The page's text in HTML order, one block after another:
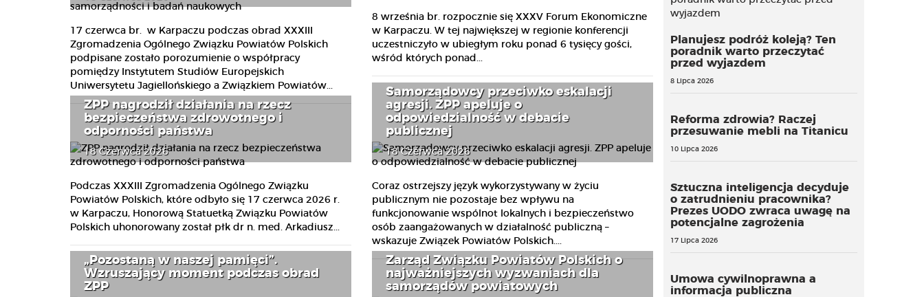
17 czerwca br. w Karpaczu podczas obrad XXXIII
Zgromadzenia Ogólnego Związku Powiatów Polskich
podpisane zostało porozumienie o współpracy
pomiędzy Instytutem Studiów Europejskich
Uniwersytetu Jagiellońskiego a Związkiem Powiatów...
8 września br. rozpocznie się XXXV Forum Ekonomiczne
w Karpaczu. W tej największej w regionie konferencji
uczestniczyło w ubiegłym roku ponad 6 tysięcy gości,
wśród których ponad...
ZPP nagrodził działania na rzecz
bezpieczeństwa zdrowotnego i
odporności państwa
18 Czerwca 2026
Podczas XXXIII Zgromadzenia Ogólnego Związku
Powiatów Polskich, które odbyło się 17 czerwca 2026 r.
w Karpaczu, Honorową Statuetką Związku Powiatów
Polskich uhonorowany został płk dr n. med. Arkadiusz...
Samorządowcy przeciwko eskalacji
agresji. ZPP apeluje o
odpowiedzialność w debacie
publicznej
18 Czerwca 2026
Coraz ostrzejszy język wykorzystywany w życiu
publicznym nie pozostaje bez wpływu na
funkcjonowanie wspólnot lokalnych i bezpieczeństwo
osób zaangażowanych w działalność publiczną –
wskazuje Związek Powiatów Polskich....
„Pozostaną w naszej pamięci”.
Wzruszający moment podczas obrad
ZPP
Zarząd Związku Powiatów Polskich o
najważniejszych wyzwaniach dla
samorządów powiatowych
Planujesz podróż koleją? Ten
poradnik warto przeczytać
przed wyjazdem
8 Lipca 2026
Reforma zdrowia? Raczej
przesuwanie mebli na Titanicu
10 Lipca 2026
Sztuczna inteligencja decyduje
o zatrudnieniu pracownika?
Prezes UODO zwraca uwagę na
potencjalne zagrożenia
17 Lipca 2026
Umowa cywilnoprawna a
informacja publiczna